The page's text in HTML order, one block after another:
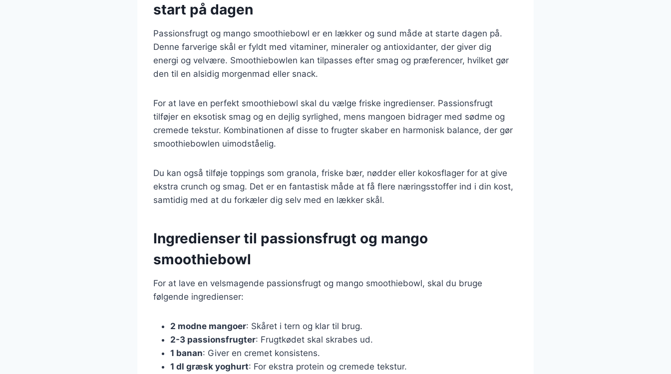
start på dagen
Passionsfrugt og mango smoothiebowl er en lækker og sund måde at starte dagen på.
Denne farverige skål er fyldt med vitaminer, mineraler og antioxidanter, der giver dig
energi og velvære. Smoothiebowlen kan tilpasses efter smag og præferencer, hvilket gør
den til en alsidig morgenmad eller snack.
For at lave en perfekt smoothiebowl skal du vælge friske ingredienser. Passionsfrugt
tilføjer en eksotisk smag og en dejlig syrlighed, mens mangoen bidrager med sødme og
cremede tekstur. Kombinationen af disse to frugter skaber en harmonisk balance, der gør
smoothiebowlen uimodståelig.
Du kan også tilføje toppings som granola, friske bær, nødder eller kokosflager for at give
ekstra crunch og smag. Det er en fantastisk måde at få flere næringsstoffer ind i din kost,
samtidig med at du forkæler dig selv med en lækker skål.
Ingredienser til passionsfrugt og mango
smoothiebowl
For at lave en velsmagende passionsfrugt og mango smoothiebowl, skal du bruge
følgende ingredienser:
2 modne mangoer: Skåret i tern og klar til brug.
2-3 passionsfrugter: Frugtkødet skal skrabes ud.
1 banan: Giver en cremet konsistens.
1 dl græsk yoghurt: For ekstra protein og cremede tekstur.